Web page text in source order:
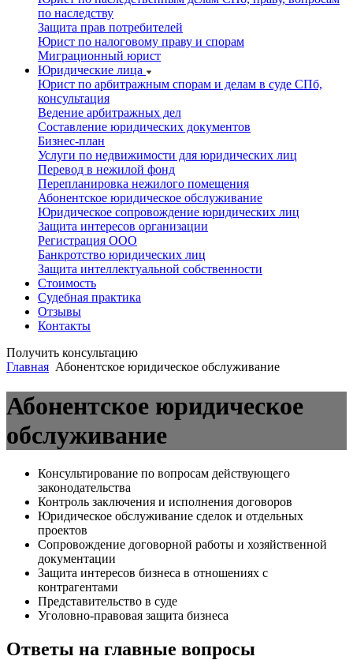
по наследству
Защита прав потребителей
Юрист по налоговому праву и спорам
Миграционный юрист
Юридические лица
Юрист по арбитражным спорам и делам в суде СПб,
консультация
Ведение арбитражных дел
Составление юридических документов
Бизнес-план
Услуги по недвижимости для юридических лиц
Перевод в нежилой фонд
Перепланировка нежилого помещения
Абонентское юридическое обслуживание
Юридическое сопровождение юридических лиц
Защита интересов организации
Регистрация ООО
Банкротство юридических лиц
Защита интеллектуальной собственности
Стоимость
Судебная практика
Отзывы
Контакты
Получить консультацию
Главная Абонентское юридическое обслуживание
Абонентское юридическое
обслуживание
Консультирование по вопросам действующего
законодательства
Контроль заключения и исполнения договоров
Юридическое обслуживание сделок и отдельных
проектов
Сопровождение договорной работы и хозяйственной
документации
Защита интересов бизнеса в отношениях с
контрагентами
Представительство в суде
Уголовно-правовая защита бизнеса
Ответы на главные вопросы